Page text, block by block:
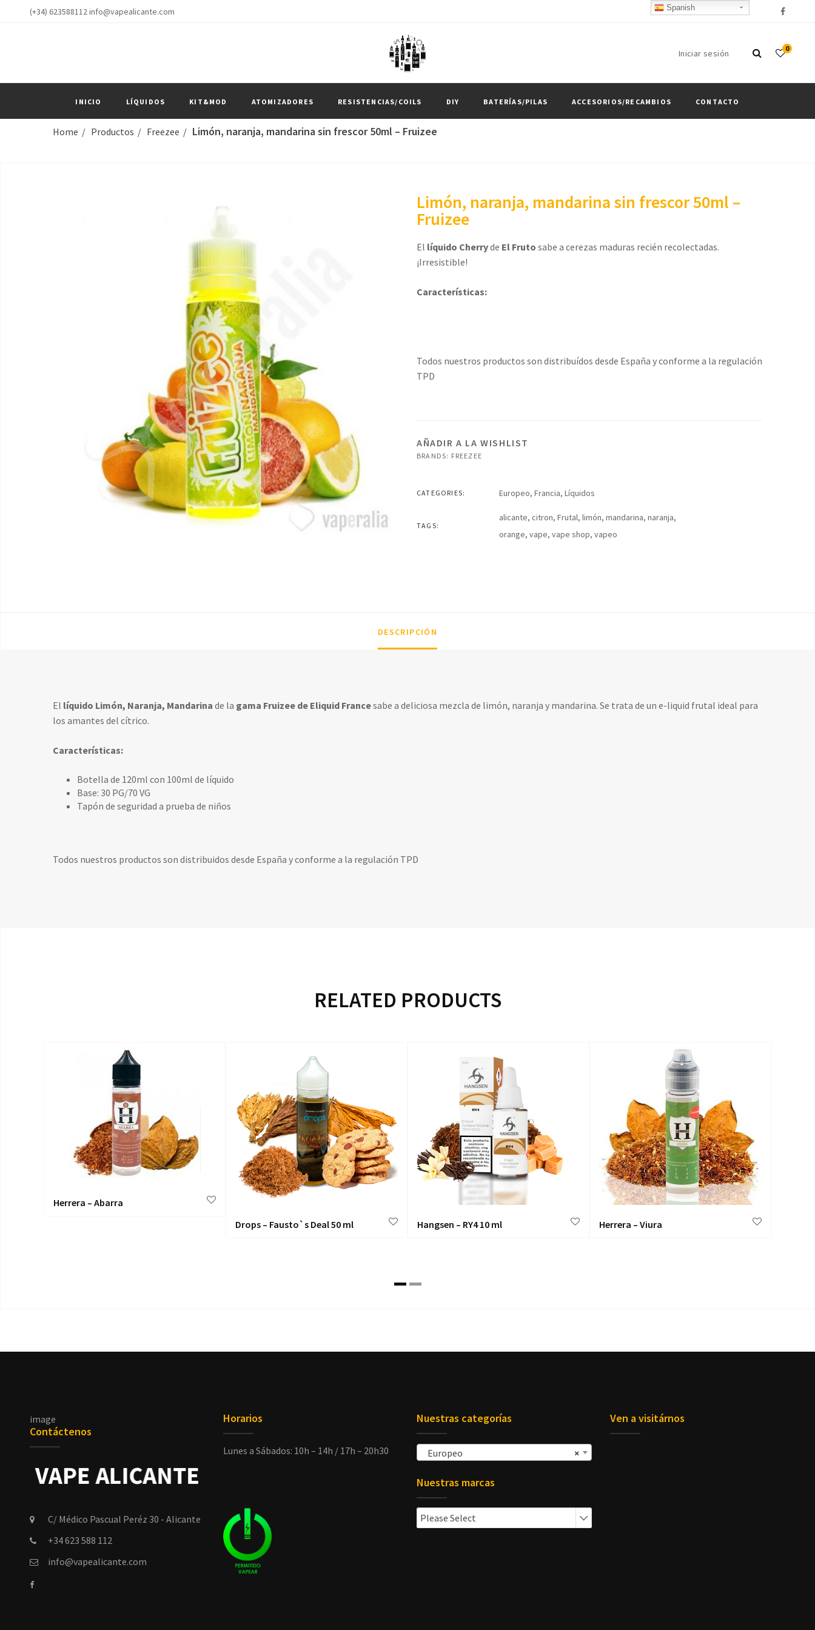
(+34) 623588112 info@vapealicante.com
Iniciar sesión 0
INICIO LÍQUIDOS KIT&MOD ATOMIZADORES RESISTENCIAS/COILS DIY BATERÍAS/PILAS ACCESORIOS/RECAMBIOS CONTACTO
Home Productos Freezee Limón, naranja, mandarina sin frescor 50ml – Fruizee
Limón, naranja, mandarina sin frescor 50ml –
Fruizee
El líquido Cherryde El Fruto sabe a cerezas maduras recién recolectadas.
¡Irresistible!
Características:
Todos nuestros productos son distribuídos desde España y conforme a la regulación
TPD
AÑADIR A LA WISHLIST
BRANDS: FREEZEE
CATEGORIES: Europeo, Francia, Líquidos
TAGS:
alicante, citron, Frutal, limón, mandarina, naranja,
orange, vape, vape shop, vapeo
DESCRIPCIÓN
El líquido Limón, Naranja, Mandarina de la gama Fruizee de Eliquid Francesabe a deliciosa mezcla de limón, naranja y mandarina. Se trata de un e-liquid frutal ideal para
los amantes del cítrico.
Características:
Botella de 120ml con 100ml de líquido
Base: 30 PG/70 VG
Tapón de seguridad a prueba de niños
Todos nuestros productos son distribuidos desde España y conforme a la regulación TPD
RELATED PRODUCTS
Herrera – Abarra
Drops – Fausto`s Deal 50 ml
Hangsen – RY4 10 ml Herrera – Viura
image
Contáctenos
C/ Médico Pascual Peréz 30 - Alicante
+34 623 588 112
info@vapealicante.com
Horarios
Lunes a Sábados: 10h – 14h / 17h – 20h30
Nuestras categorías
×
Europeo
Nuestras marcas
Please Select
Ven a visitárnos
Spanish